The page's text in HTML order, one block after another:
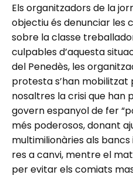
Els organitzadors de la
objectiu és denunciar les
sobre la classe
culpables d’aquesta
del Penedès, les
protesta s’han mobilitzat
nosaltres la crisi que han
govern espanyol de fer
més poderosos, donant
multimilionàries als
res a canvi, mentre el
per evitar els comiats